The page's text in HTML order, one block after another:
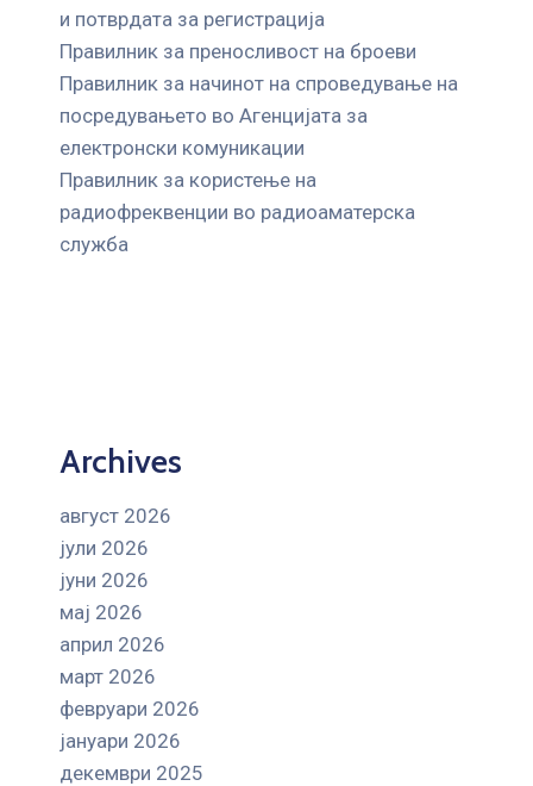
и потврдата за регистрација
Правилник за преносливост на броеви
Правилник за начинот на спроведување на
посредувањето во Агенцијата за
електронски комуникации
Правилник за користење на
радиофреквенции во радиоаматерска
служба
Archives
август 2026
јули 2026
јуни 2026
мај 2026
април 2026
март 2026
февруари 2026
јануари 2026
декември 2025